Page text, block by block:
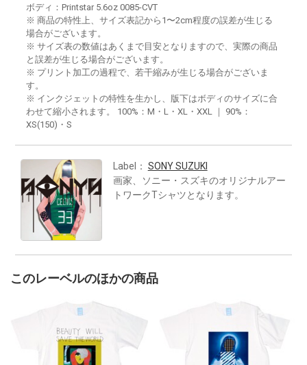
ボディ：Printstar 5.6oz 0085-CVT
※ 商品の特性上、サイズ表記から1〜2cm程度の誤差が生じる
場合がございます。
※ サイズ表の数値はあくまで目安となりますので、実際の商品
と誤差が生じる場合がございます。
※ プリント加工の過程で、若干縮みが生じる場合がございま
す。
※ インクジェットの特性を生かし、版下はボディのサイズに合
わせて縮小されます。 100%：M・L・XL・XXL ｜ 90%：
XS(150)・S
Label： SONY SUZUKI
画家、ソニー・スズキのオリジナルアー
トワークTシャツとなります。
このレーベルのほかの商品